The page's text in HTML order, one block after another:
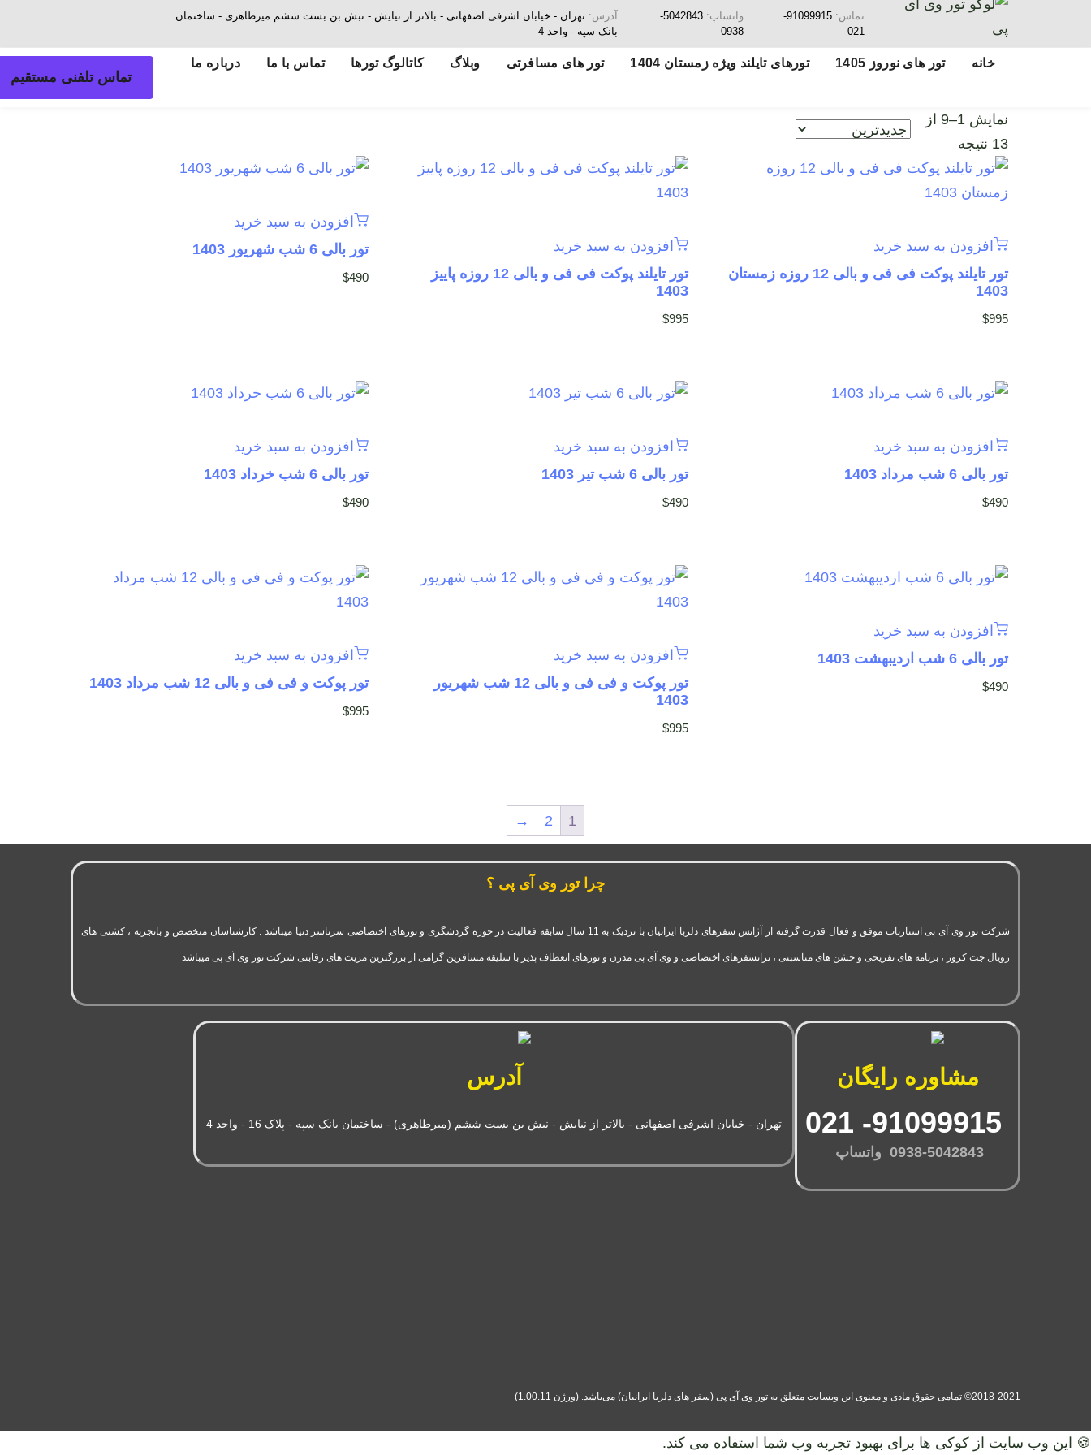
تماس:
91099915-
021
واتساپ:
5042843-
0938
آدرس: تهران - خیابان اشرفی اصفهانی - بالاتر از نیایش - نبش بن بست ششم میرطاهری - ساختمان
بانک سپه - واحد 4
خانه تور های نوروز 1405 تورهای تایلند ویژه زمستان 1404 تور های مسافرتی وبلاگ کاتالوگ تورها تماس با ما درباره ما
تماس تلفنی مستقیم
نمایش 1–9 از
13 نتیجه
افزودن به سبد خرید
تور تایلند پوکت فی فی و بالی 12 روزه زمستان
1403
$995
افزودن به سبد خرید
تور تایلند پوکت فی فی و بالی 12 روزه پاییز
1403
$995
افزودن به سبد خرید
تور بالی 6 شب شهریور 1403
$490
افزودن به سبد خرید
تور بالی 6 شب مرداد 1403
$490
افزودن به سبد خرید
تور بالی 6 شب تیر 1403
$490
افزودن به سبد خرید
تور بالی 6 شب خرداد 1403
$490
افزودن به سبد خرید
تور بالی 6 شب اردیبهشت 1403
$490
افزودن به سبد خرید
تور پوکت و فی فی و بالی 12 شب شهریور
1403
$995
افزودن به سبد خرید
تور پوکت و فی فی و بالی 12 شب مرداد 1403
$995
1
2
→
چرا تور وی آی پی ؟
شرکت تور وی آی پی استارتاپ موفق و فعال قدرت گرفته از آژانس سفرهای دلربا ایرانیان با نزدیک به 11 سال سابقه فعالیت در حوزه گردشگری و تورهای اختصاصی سرتاسر دنیا میباشد . کارشناسان متخصص و باتجربه ، کشتی های
رویال جت کروز ، برنامه های تفریحی و جشن های مناسبتی ، ترانسفرهای اختصاصی و وی آی پی مدرن و تورهای انعطاف پذیر با سلیقه مسافرین گرامی از بزرگترین مزیت های رقابتی شرکت تور وی آی پی میباشد
مشاوره رایگان
0938-5042843 واتساپ
آدرس
تهران - خیابان اشرفی اصفهانی - بالاتر از نیایش - نبش بن بست ششم (میرطاهری) - ساختمان بانک سپه - پلاک 16 - واحد 4
2018-2021© تمامی حقوق مادی و معنوی این وبسایت متعلق به تور وی آی پی (سفر های دلربا ایرانیان) می‌باشد. (ورژن 1.00.11)
🍪 این وب سایت از کوکی ها برای بهبود تجربه وب شما استفاده می کند.